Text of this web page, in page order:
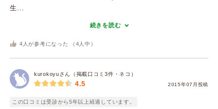
生...
続きを読む
4 人が参考になった （ 4 人中）
kurokoyuさん（掲載口コミ3件・ネコ）
2015年07月投稿
4.5
この口コミは受診から5年以上経過しています。